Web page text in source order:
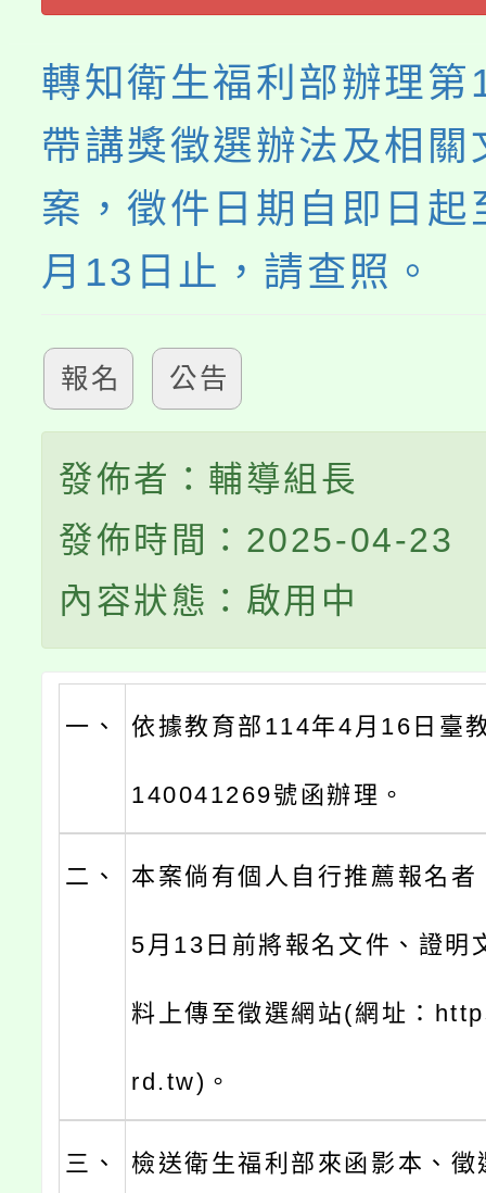
程，歡迎學生輔導中心
心理、諮商輔導、社會
系所師生報名參加。
轉知衛生福利部辦理第
帶講獎徵選辦法及相關
案，徵件日期自即日
月13日止，請查照。
報名 公告
發佈者：輔導組長
發佈時間：2025-04-23
內容狀態：啟用中
一、 依據教育部114年4月16日臺
140041269號函辦理。
二、 本案倘有個人自行推薦報名
5月13日前將報名文件、證明
料上傳至徵選網站(網址：
rd.tw)。
三、 檢送衛生福利部來函影本、